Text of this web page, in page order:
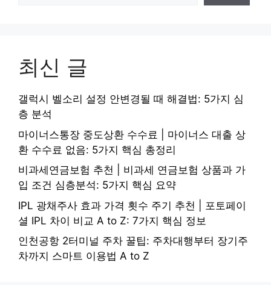
최신 글
갤럭시 벨소리 설정 안변경될 때 해결법: 5가지 심
층 분석
마이너스통장 중도상환 수수료 | 마이너스 대출 상
환 수수료 없음: 5가지 핵심 총정리
비과세연금보험 추천 | 비과세 연금보험 상품과 가
입 조건 심층분석: 5가지 핵심 요약
IPL 광채주사 효과 가격 횟수 주기 추천 | 포토페이
셜 IPL 차이 비교 A to Z: 7가지 핵심 정보
인천공항 2터미널 주차 꿀팁: 주차대행부터 장기주
차까지 스마트 이용법 A to Z